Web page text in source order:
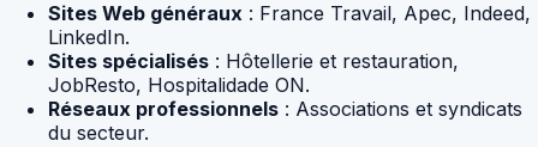
Sites Web généraux : France Travail, Apec, Indeed,
LinkedIn.
Sites spécialisés : Hôtellerie et restauration,
JobResto, Hospitalidade ON.
Réseaux professionnels : Associations et syndicats
du secteur.